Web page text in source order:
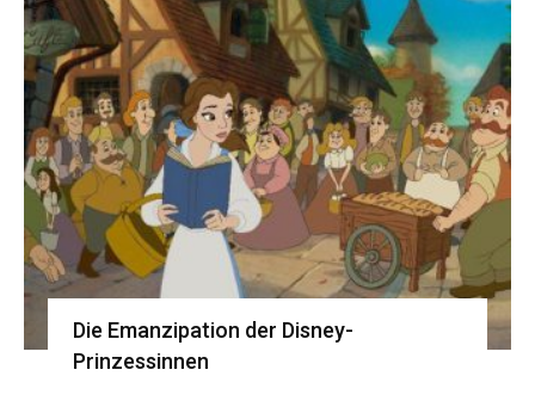
Die Emanzipation der Disney-
Prinzessinnen